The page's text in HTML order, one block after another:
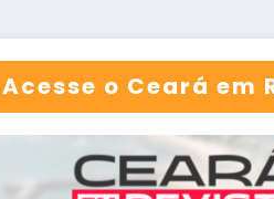
Acesse o Ceará em